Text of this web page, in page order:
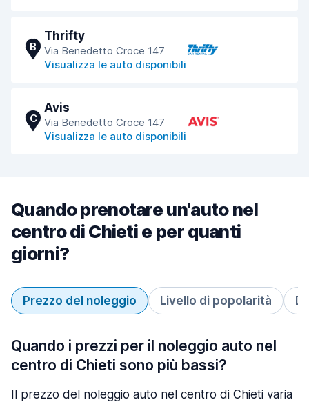
B
Thrifty
Via Benedetto Croce 147
Visualizza le auto disponibili
C
Avis
Via Benedetto Croce 147
Visualizza le auto disponibili
Quando prenotare un'auto nel
centro di Chieti e per quanti
giorni?
Prezzo del noleggio Livello di popolarità
Quando i prezzi per il noleggio auto nel
centro di Chieti sono più bassi?
Il prezzo del noleggio auto nel centro di Chieti varia